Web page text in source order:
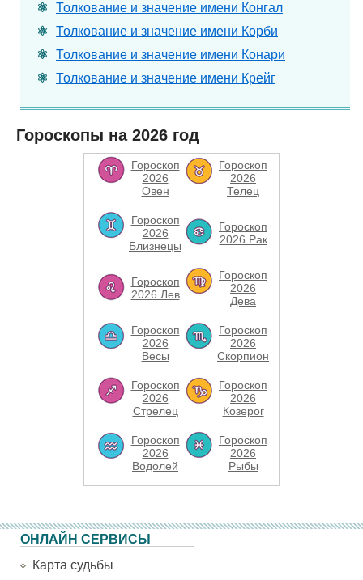
Толкование и значение имени Конгал
Толкование и значение имени Корби
Толкование и значение имени Конари
Толкование и значение имени Крейг
Гороскопы на 2026 год
Гороскоп
2026
Овен
Гороскоп
2026
Телец
Гороскоп
2026
Близнецы
Гороскоп
2026 Рак
Гороскоп
2026 Лев
Гороскоп
2026
Дева
Гороскоп
2026
Весы
Гороскоп
2026
Скорпион
Гороскоп
2026
Стрелец
Гороскоп
2026
Козерог
Гороскоп
2026
Водолей
Гороскоп
2026
Рыбы
ОНЛАЙН СЕРВИСЫ
Карта судьбы